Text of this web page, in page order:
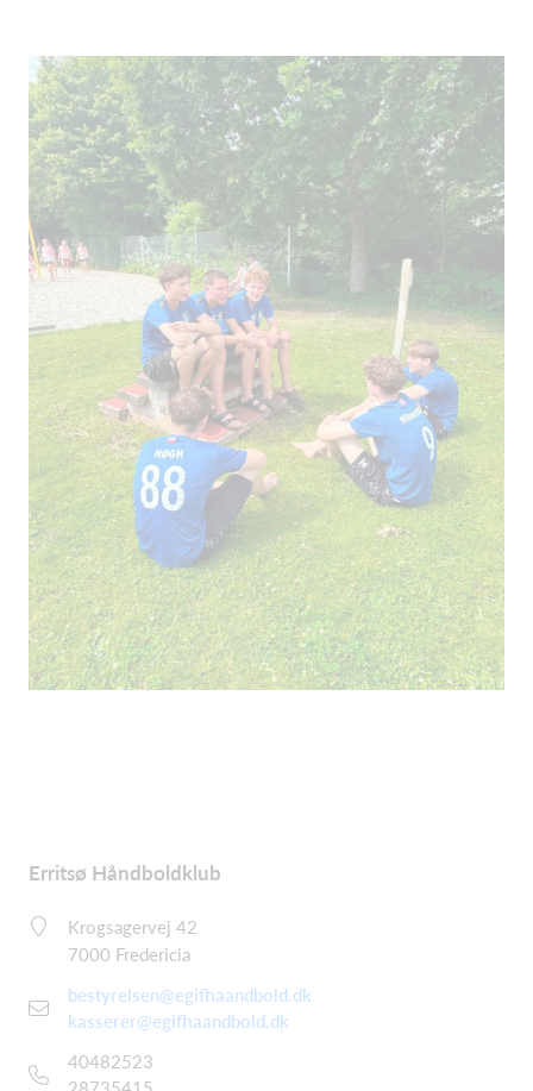
Erritsø Håndboldklub
Krogsagervej 42
7000 Fredericia
bestyrelsen@egifhaandbold.dk
kasserer@egifhaandbold.dk
40482523